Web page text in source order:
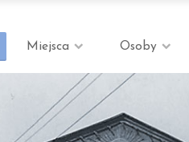
Miejsca Osoby